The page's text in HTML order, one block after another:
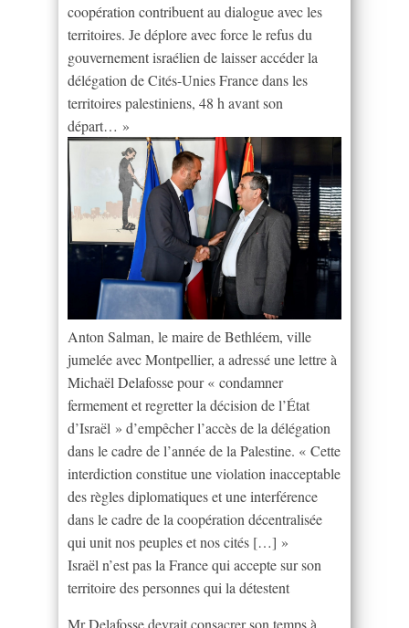
coopération contribuent au dialogue avec les
territoires. Je déplore avec force le refus du
gouvernement israélien de laisser accéder la
délégation de Cités-Unies France dans les
territoires palestiniens, 48 h avant son
départ… »
Anton Salman, le maire de Bethléem, ville
jumelée avec Montpellier, a adressé une lettre à
Michaël Delafosse pour « condamner
fermement et regretter la décision de l’État
d’Israël » d’empêcher l’accès de la délégation
dans le cadre de l’année de la Palestine. « Cette
interdiction constitue une violation inacceptable
des règles diplomatiques et une interférence
dans le cadre de la coopération décentralisée
qui unit nos peuples et nos cités […] »
Israël n’est pas la France qui accepte sur son
territoire des personnes qui la détestent
Mr Delafosse devrait consacrer son temps à